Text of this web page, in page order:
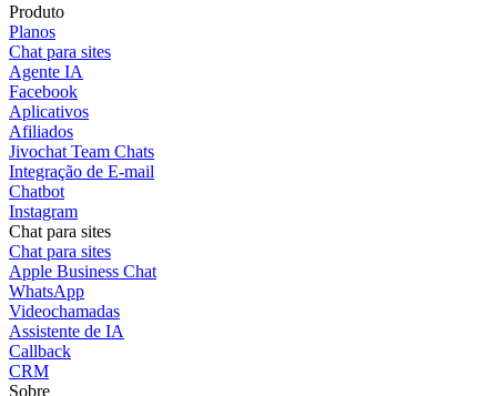
Produto
Planos
Chat para sites
Agente IA
Facebook
Aplicativos
Afiliados
Jivochat Team Chats
Integração de E-mail
Chatbot
Instagram
Chat para sites
Chat para sites
Apple Business Chat
WhatsApp
Videochamadas
Assistente de IA
Callback
CRM
Sobre